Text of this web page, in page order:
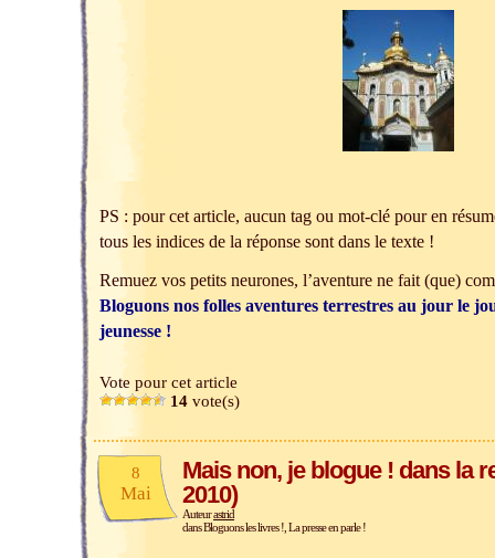
PS : pour cet article, aucun tag ou mot-clé pour en
tous les indices de la réponse sont dans le texte !
Remuez vos petits neurones, l’aventure ne fait (que)
Bloguons nos folles aventures terrestres au jour le
jeunesse !
Vote pour cet article
14 vote(s)
8
Mai
Mais non, je blogue ! dans la
2010)
Auteurastrid
dansBloguons les livres ! La presse en parle !